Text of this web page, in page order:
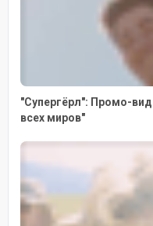
"Супергёрл": Промо-
всех миров"